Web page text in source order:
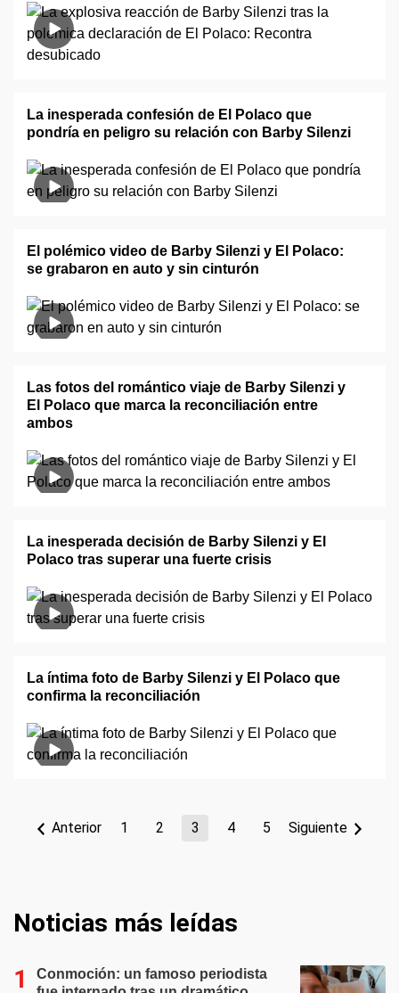
La inesperada confesión de El Polaco que
pondría en peligro su relación con Barby Silenzi
El polémico video de Barby Silenzi y El Polaco:
se grabaron en auto y sin cinturón
Las fotos del romántico viaje de Barby Silenzi y
El Polaco que marca la reconciliación entre
ambos
La inesperada decisión de Barby Silenzi y El
Polaco tras superar una fuerte crisis
La íntima foto de Barby Silenzi y El Polaco que
confirma la reconciliación
Anterior 1 2 3 4 5 Siguiente
Noticias más leídas
Conmoción: un famoso periodista